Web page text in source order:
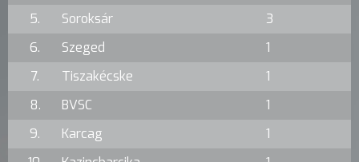
5.
Soroksár
3
6.
Szeged
1
7.
Tiszakécske
1
8.
BVSC
1
9.
Karcag
1